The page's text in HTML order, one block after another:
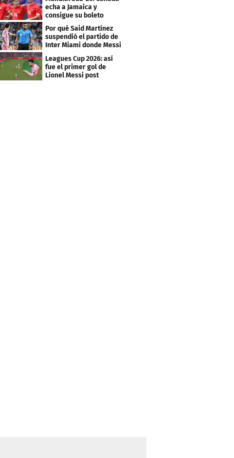
echa a Jamaica y
consigue su boleto
Por qué Said Martínez
suspendió el partido de
Inter Miami donde Messi
Leagues Cup 2026: así
fue el primer gol de
Lionel Messi post